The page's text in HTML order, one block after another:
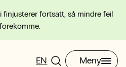
finjusterer fortsatt, så mindre feil
EN Meny